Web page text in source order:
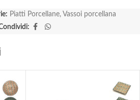
Piatti Porcellane, Vassoi porcellana